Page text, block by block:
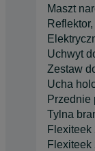
Maszt
Uchwyt
Zestaw
Ucha
Przednie
Tylna
Flexiteek